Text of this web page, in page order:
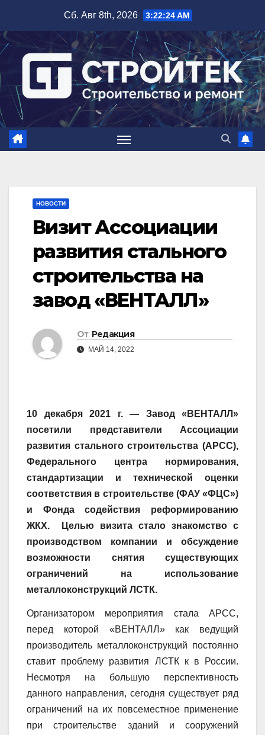
содержимому
Сб. Авг 8th, 2026 3:22:25 AM
НОВОСТИ
Визит Ассоциации
развития стального
строительства на
завод «ВЕНТАЛЛ»
От Редакция
МАЙ 14, 2022
10 декабря 2021 г. — Завод «ВЕНТАЛЛ»
посетили представители Ассоциации
развития стального строительства (АРСС),
Федерального центра нормирования,
стандартизации и технической оценки
соответствия в строительстве (ФАУ «ФЦС»)
и Фонда содействия реформированию
ЖКХ. Целью визита стало знакомство с
производством компании и обсуждение
возможности снятия существующих
ограничений на использование
металлоконструкций ЛСТК.
Организатором мероприятия стала АРСС,
перед которой «ВЕНТАЛЛ» как ведущий
производитель металлоконструкций постоянно
ставит проблему развития ЛСТК к в России.
Несмотря на большую перспективность
данного направления, сегодня существует ряд
ограничений на их повсеместное применение
при строительстве зданий и сооружений